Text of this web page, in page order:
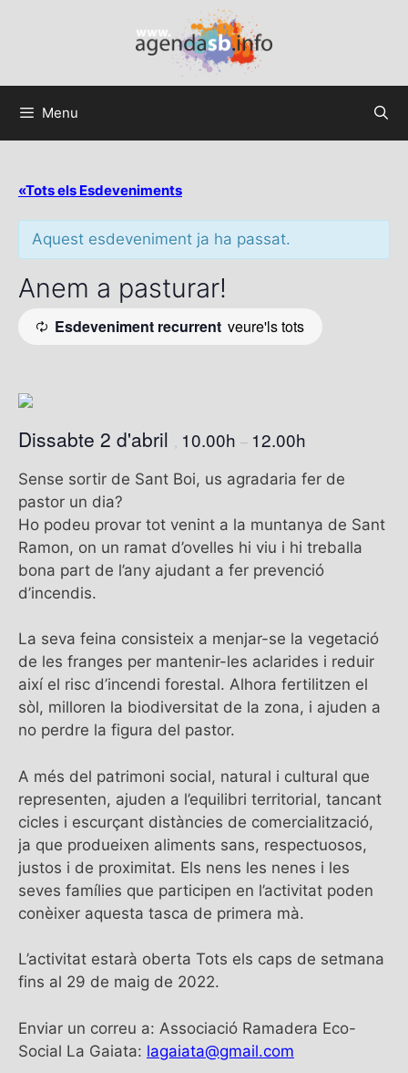
Menu
«Tots els Esdeveniments
Aquest esdeveniment ja ha passat.
Anem a pasturar!
Esdeveniment recurrent veure'ls tots
Dissabte 2 d'abril 10.00h – 12.00h
Sense sortir de Sant Boi, us agradaria fer de
pastor un dia?
Ho podeu provar tot venint a la muntanya de Sant
Ramon, on un ramat d’ovelles hi viu i hi treballa
bona part de l’any ajudant a fer prevenció
d’incendis.
La seva feina consisteix a menjar-se la vegetació
de les franges per mantenir-les aclarides i reduir
així el risc d’incendi forestal. Alhora fertilitzen el
sòl, milloren la biodiversitat de la zona, i ajuden a
no perdre la figura del pastor.
A més del patrimoni social, natural i cultural que
representen, ajuden a l’equilibri territorial, tancant
cicles i escurçant distàncies de comercialització,
ja que produeixen aliments sans, respectuosos,
justos i de proximitat. Els nens les nenes i les
seves famílies que participen en l’activitat poden
conèixer aquesta tasca de primera mà.
L’activitat estarà oberta Tots els caps de setmana
fins al 29 de maig de 2022.
Enviar un correu a: Associació Ramadera Eco-
Social La Gaiata: lagaiata@gmail.com